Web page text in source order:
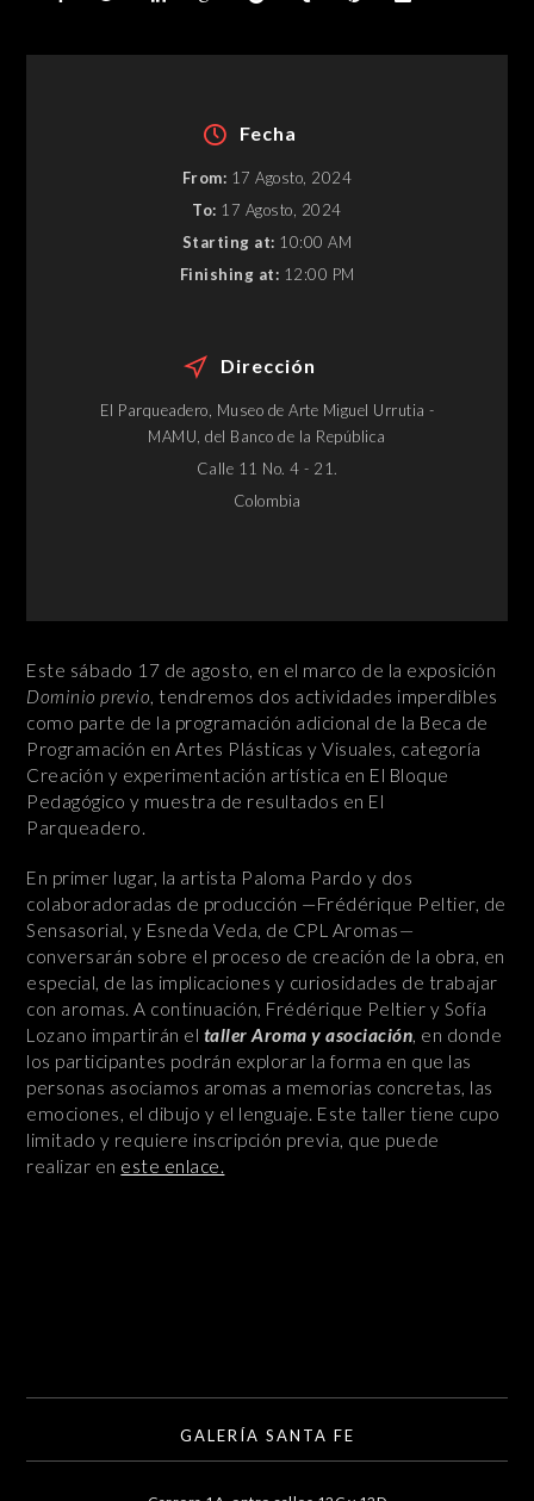
Fecha
From: 17 Agosto, 2024
To: 17 Agosto, 2024
Starting at: 10:00 AM
Finishing at: 12:00 PM
Dirección
El Parqueadero, Museo de Arte Miguel Urrutia -
MAMU, del Banco de la República
Calle 11 No. 4 - 21.
Colombia
Este sábado 17 de agosto, en el marco de la exposición
Dominio previo, tendremos dos actividades imperdibles
como parte de la programación adicional de la Beca de
Programación en Artes Plásticas y Visuales, categoría
Creación y experimentación artística en El Bloque
Pedagógico y muestra de resultados en El
Parqueadero.
En primer lugar, la artista Paloma Pardo y dos
colaboradoradas de producción —Frédérique Peltier, de
Sensasorial, y Esneda Veda, de CPL Aromas—
conversarán sobre el proceso de creación de la obra, en
especial, de las implicaciones y curiosidades de trabajar
con aromas. A continuación, Frédérique Peltier y Sofía
Lozano impartirán el taller Aroma y asociación, en donde
los participantes podrán explorar la forma en que las
personas asociamos aromas a memorias concretas, las
emociones, el dibujo y el lenguaje. Este taller tiene cupo
limitado y requiere inscripción previa, que puede
realizar en este enlace.
GALERÍA SANTA FE